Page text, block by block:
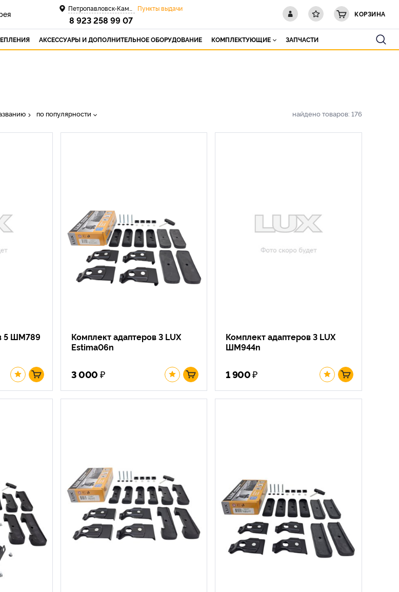
КОРЗИНА
Пункты выдачи
8 923 258 99 07
АКСЕССУАРЫ И ДОПОЛНИТЕЛЬНОЕ ОБОРУДОВАНИЕ КОМПЛЕКТУЮЩИЕ ЗАПЧАСТИ
по популярности найдено товаров: 176
5 ШМ789
Комплект адаптеров 3 LUX
Estima06n
3 000 ₽
Комплект адаптеров 3 LUX
ШМ944n
1 900₽